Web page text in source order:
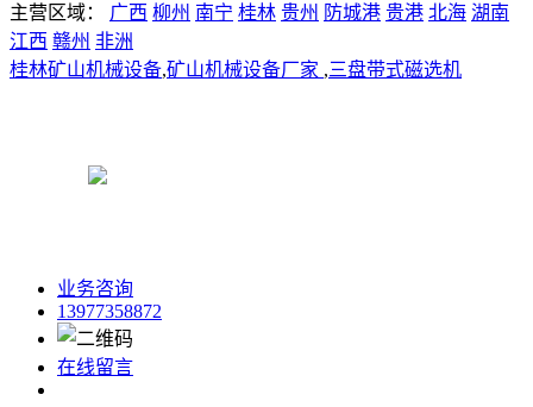
主营区域： 广西 柳州 南宁 桂林 贵州 防城港 贵港 北海 湖南
江西 赣州 非洲
桂林矿山机械设备,矿山机械设备厂家 ,三盘带式磁选机
业务咨询
13977358872
在线留言